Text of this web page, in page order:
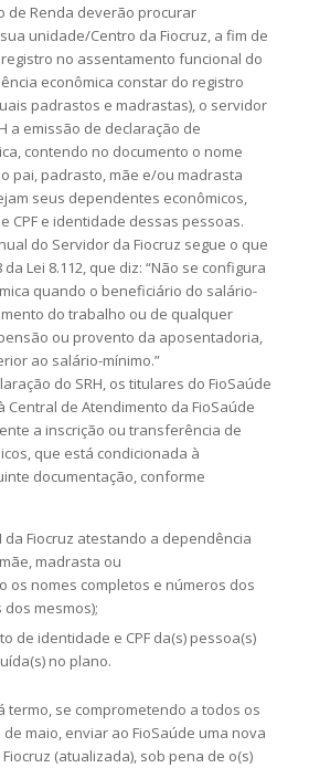
de Renda deverão procurar
unidade/Centro da Fiocruz, a fim de
no assentamento funcional do
econômica constar do registro
padrastos e madrastas), o servidor
a emissão de declaração de
contendo no documento o nome
pai, padrasto, mãe e/ou madrasta
seus dependentes econômicos,
CPF e identidade dessas pessoas.
do Servidor da Fiocruz segue o que
Lei 8.112, que diz: “Não se configura
quando o beneficiário do salário-
do trabalho ou de qualquer
ou provento da aposentadoria,
ao salário-mínimo.”
do SRH, os titulares do FioSaúde
Central de Atendimento da FioSaúde
a inscrição ou transferência de
que está condicionada à
documentação, conforme
da Fiocruz atestando a dependência
madrasta ou
os nomes completos e números dos
dos mesmos);
de identidade e CPF da(s) pessoa(s)
no plano.
termo, se comprometendo a todos os
maio, enviar ao FioSaúde uma nova
(atualizada), sob pena de o(s)